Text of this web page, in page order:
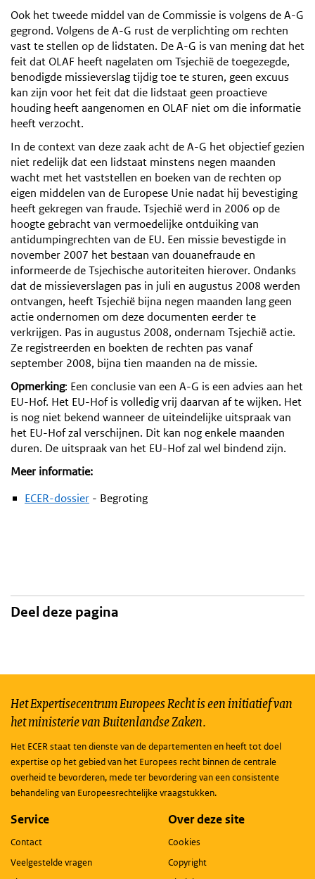
Ook het tweede middel van de Commissie is volgens de A-G
gegrond. Volgens de A-G rust de verplichting om rechten
vast te stellen op de lidstaten. De A-G is van mening dat het
feit dat OLAF heeft nagelaten om Tsjechië de toegezegde,
benodigde missieverslag tijdig toe te sturen, geen excuus
kan zijn voor het feit dat die lidstaat geen proactieve
houding heeft aangenomen en OLAF niet om die informatie
heeft verzocht.
In de context van deze zaak acht de A-G het objectief gezien
niet redelijk dat een lidstaat minstens negen maanden
wacht met het vaststellen en boeken van de rechten op
eigen middelen van de Europese Unie nadat hij bevestiging
heeft gekregen van fraude. Tsjechië werd in 2006 op de
hoogte gebracht van vermoedelijke ontduiking van
antidumpingrechten van de EU. Een missie bevestigde in
november 2007 het bestaan van douanefraude en
informeerde de Tsjechische autoriteiten hierover. Ondanks
dat de missieverslagen pas in juli en augustus 2008 werden
ontvangen, heeft Tsjechië bijna negen maanden lang geen
actie ondernomen om deze documenten eerder te
verkrijgen. Pas in augustus 2008, ondernam Tsjechië actie.
Ze registreerden en boekten de rechten pas vanaf
september 2008, bijna tien maanden na de missie.
Opmerking: Een conclusie van een A-G is een advies aan het
EU-Hof. Het EU-Hof is volledig vrij daarvan af te wijken. Het
is nog niet bekend wanneer de uiteindelijke uitspraak van
het EU-Hof zal verschijnen. Dit kan nog enkele maanden
duren. De uitspraak van het EU-Hof zal wel bindend zijn.
Meer informatie:
ECER-dossier - Begroting
Deel deze pagina
Het Expertisecentrum Europees Recht is een initiatief van
het ministerie van Buitenlandse Zaken.
Het ECER staat ten dienste van de departementen en heeft tot doel
expertise op het gebied van het Europees recht binnen de centrale
overheid te bevorderen, mede ter bevordering van een consistente
behandeling van Europeesrechtelijke vraagstukken.
Service
Contact
Veelgestelde vragen
Over deze site
Cookies
Copyright